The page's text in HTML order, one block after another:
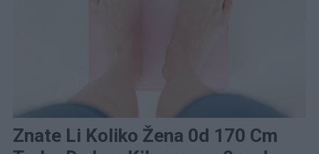
Znate Li Koliko Žena 0d 170 Cm